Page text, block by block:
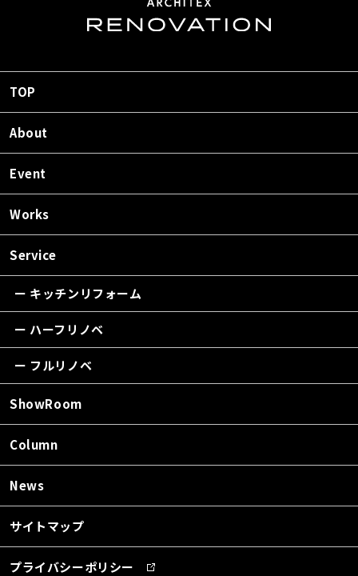
TOP
About
Event
Works
Service
ー キッチンリフォーム
ー ハーフリノベ
ー フルリノベ
ShowRoom
Column
News
サイトマップ
プライバシーポリシー